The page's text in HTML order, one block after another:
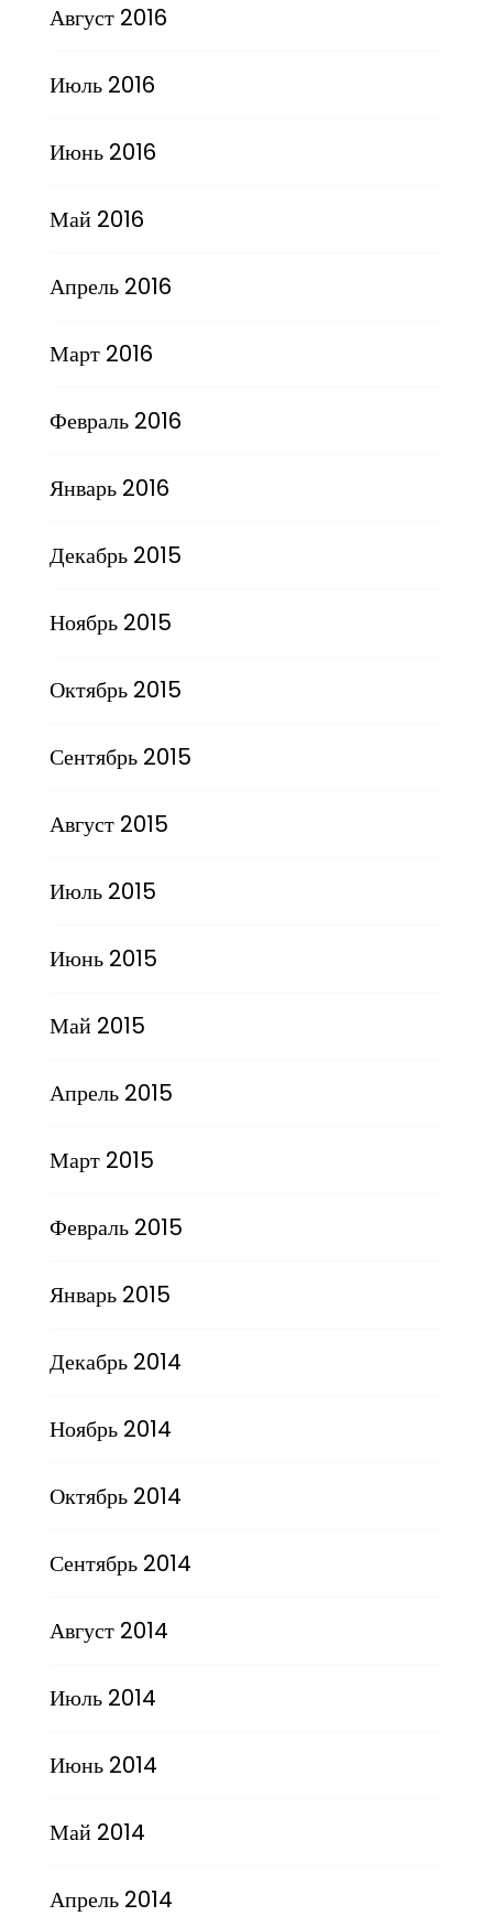
Август 2016
Июль 2016
Июнь 2016
Май 2016
Апрель 2016
Март 2016
Февраль 2016
Январь 2016
Декабрь 2015
Ноябрь 2015
Октябрь 2015
Сентябрь 2015
Август 2015
Июль 2015
Июнь 2015
Май 2015
Апрель 2015
Март 2015
Февраль 2015
Январь 2015
Декабрь 2014
Ноябрь 2014
Октябрь 2014
Сентябрь 2014
Август 2014
Июль 2014
Июнь 2014
Май 2014
Апрель 2014